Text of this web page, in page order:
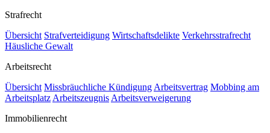
Strafrecht
Übersicht Strafverteidigung Wirtschaftsdelikte Verkehrsstrafrecht
Häusliche Gewalt
Arbeitsrecht
Übersicht Missbräuchliche Kündigung Arbeitsvertrag Mobbing am
Arbeitsplatz Arbeitszeugnis Arbeitsverweigerung
Immobilienrecht